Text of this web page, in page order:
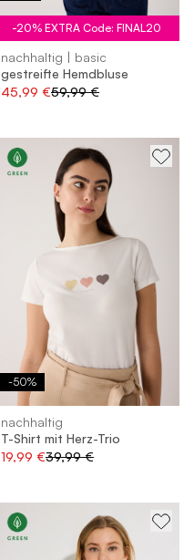
-20% EXTRA Code: FINAL20
nachhaltig | basic
gestreifte Hemdbluse
45,99 €59,99 €
-50%
nachhaltig
T-Shirt mit Herz-Trio
19,99 €39,99 €